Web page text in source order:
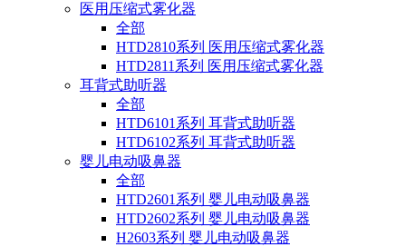
医用压缩式雾化器
全部
HTD2810系列 医用压缩式雾化器
HTD2811系列 医用压缩式雾化器
耳背式助听器
全部
HTD6101系列 耳背式助听器
HTD6102系列 耳背式助听器
婴儿电动吸鼻器
全部
HTD2601系列 婴儿电动吸鼻器
HTD2602系列 婴儿电动吸鼻器
H2603系列 婴儿电动吸鼻器